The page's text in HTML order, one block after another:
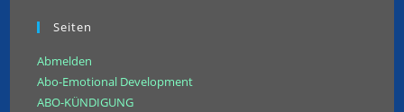
Seiten
Abmelden
Abo-Emotional Development
ABO-KÜNDIGUNG